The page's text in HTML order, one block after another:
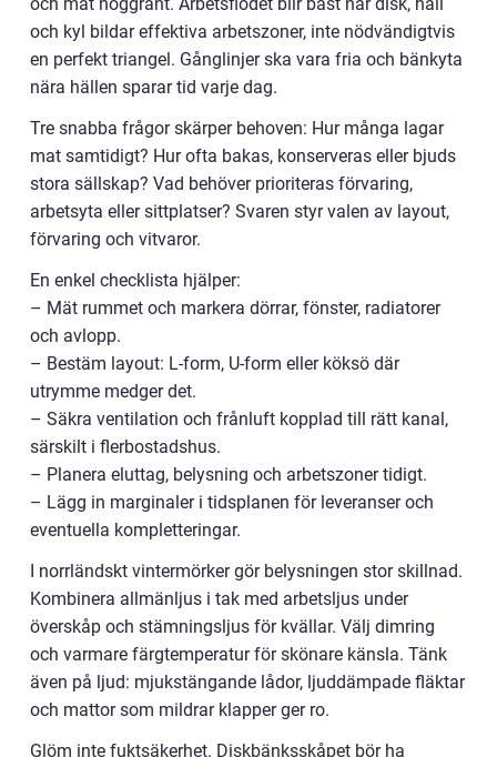
och kyl bildar effektiva arbetszoner, inte nödvändigtvis
en perfekt triangel. Gånglinjer ska vara fria och bänkyta
nära hällen sparar tid varje dag.
Tre snabba frågor skärper behoven: Hur många lagar
mat samtidigt? Hur ofta bakas, konserveras eller bjuds
stora sällskap? Vad behöver prioriteras förvaring,
arbetsyta eller sittplatser? Svaren styr valen av layout,
förvaring och vitvaror.
En enkel checklista hjälper:
– Mät rummet och markera dörrar, fönster, radiatorer
och avlopp.
– Bestäm layout: L-form, U-form eller köksö där
utrymme medger det.
– Säkra ventilation och frånluft kopplad till rätt kanal,
särskilt i flerbostadshus.
– Planera eluttag, belysning och arbetszoner tidigt.
– Lägg in marginaler i tidsplanen för leveranser och
eventuella kompletteringar.
I norrländskt vintermörker gör belysningen stor skillnad.
Kombinera allmänljus i tak med arbetsljus under
överskåp och stämningsljus för kvällar. Välj dimring
och varmare färgtemperatur för skönare känsla. Tänk
även på ljud: mjukstängande lådor, ljuddämpade fläktar
och mattor som mildrar klapper ger ro.
Glöm inte fuktsäkerhet. Diskbänksskåpet bör ha